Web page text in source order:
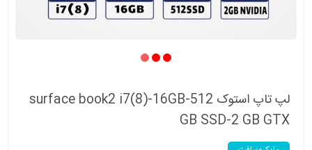
لپ تاپ استوک surface book2 i7(8)-16GB-512
GB SSD-2 GB GTX